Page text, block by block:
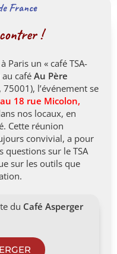
France
!
Paris un « café TSA-
café Au Père
l’événement se
18 rue Micolon,
nos locaux, en
Cette réunion
convivial, a pour
sur le TSA
sur les outils que
du Café Asperger